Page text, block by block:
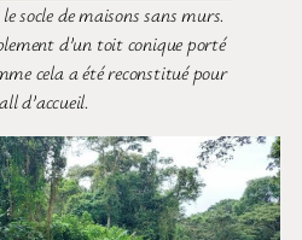
socle de maisons sans murs.
d’un toit conique porté
cela a été reconstitué pour
d’accueil.